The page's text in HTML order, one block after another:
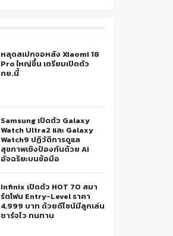
หลุดสเปกจอหลัง Xiaomi 18
Pro ใหญ่ขึ้น เตรียมเปิดตัว
กย.นี้
Samsung เปิดตัว Galaxy
Watch Ultra2 และ Galaxy
Watch9 ปฏิวัติการดูแล
สุขภาพเชิงป้องกันด้วย AI
อัจฉริยะบนข้อมือ
Infinix เปิดตัว HOT 70 สมา
ร์ตโฟน Entry-Level ราคา
4,999 บาท ด้วยดีไซน์มีลูกเล่น
ชาร์จไว ทนทาน